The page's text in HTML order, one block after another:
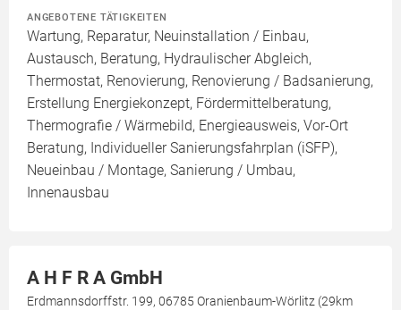
ANGEBOTENE TÄTIGKEITEN
Wartung, Reparatur, Neuinstallation / Einbau,
Austausch, Beratung, Hydraulischer Abgleich,
Thermostat, Renovierung, Renovierung / Badsanierung,
Erstellung Energiekonzept, Fördermittelberatung,
Thermografie / Wärmebild, Energieausweis, Vor-Ort
Beratung, Individueller Sanierungsfahrplan (iSFP),
Neueinbau / Montage, Sanierung / Umbau,
Innenausbau
A H F R A GmbH
Erdmannsdorffstr. 199, 06785 Oranienbaum-Wörlitz (29km